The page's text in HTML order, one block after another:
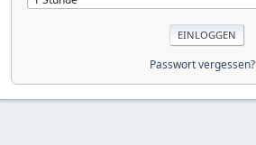
Passwort vergessen?